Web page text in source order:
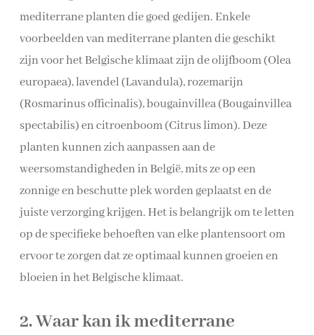
mediterrane planten die goed gedijen. Enkele
voorbeelden van mediterrane planten die geschikt
zijn voor het Belgische klimaat zijn de olijfboom (Olea
europaea), lavendel (Lavandula), rozemarijn
(Rosmarinus officinalis), bougainvillea (Bougainvillea
spectabilis) en citroenboom (Citrus limon). Deze
planten kunnen zich aanpassen aan de
weersomstandigheden in België, mits ze op een
zonnige en beschutte plek worden geplaatst en de
juiste verzorging krijgen. Het is belangrijk om te letten
op de specifieke behoeften van elke plantensoort om
ervoor te zorgen dat ze optimaal kunnen groeien en
bloeien in het Belgische klimaat.
2. Waar kan ik mediterrane